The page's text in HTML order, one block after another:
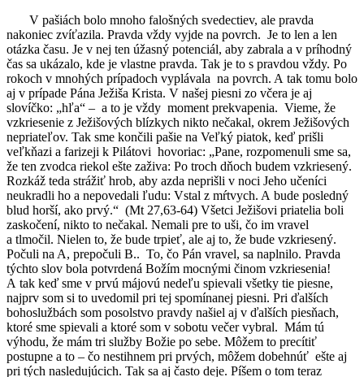
V pašiách bolo mnoho falošných svedectiev, ale pravda
nakoniec zvíťazila. Pravda vždy vyjde na povrch. Je to len a len
otázka času. Je v nej ten úžasný potenciál, aby zabrala a v príhodný
čas sa ukázalo, kde je vlastne pravda. Tak je to s pravdou vždy. Po
rokoch v mnohých prípadoch vyplávala na povrch. A tak tomu bolo
aj v prípade Pána Ježiša Krista. V našej piesni zo včera je aj
slovíčko: „hľa“ – a to je vždy moment prekvapenia. Vieme, že
vzkriesenie z Ježišových blízkych nikto nečakal, okrem Ježišových
nepriateľov. Tak sme končili pašie na Veľký piatok, keď prišli
veľkňazi a farizeji k Pilátovi hovoriac: „Pane, rozpomenuli sme sa,
že ten zvodca riekol ešte zaživa: Po troch dňoch budem vzkriesený.
Rozkáž teda strážiť hrob, aby azda neprišli v noci Jeho učeníci
neukradli ho a nepovedali ľudu: Vstal z mŕtvych. A bude posledný
blud horší, ako prvý.“ (Mt 27,63-64) Všetci Ježišovi priatelia boli
zaskočení, nikto to nečakal. Nemali pre to uši, čo im vravel
a tlmočil. Nielen to, že bude trpieť, ale aj to, že bude vzkriesený.
Počuli na A, prepočuli B.. To, čo Pán vravel, sa naplnilo. Pravda
týchto slov bola potvrdená Božím mocnými činom vzkriesenia!
A tak keď sme v prvú májovú nedeľu spievali všetky tie piesne,
najprv som si to uvedomil pri tej spomínanej piesni. Pri ďalších
bohoslužbách som posolstvo pravdy našiel aj v ďalších piesňach,
ktoré sme spievali a ktoré som v sobotu večer vybral. Mám tú
výhodu, že mám tri služby Božie po sebe. Môžem to precítiť
postupne a to – čo nestihnem pri prvých, môžem dobehnúť ešte aj
pri tých nasledujúcich. Tak sa aj často deje. Píšem o tom teraz